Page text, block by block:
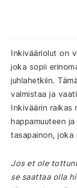
Inkivääriolut on
joka sopii
juhlahetkiin.
valmistaa ja
Inkiväärin raikas
happamuuteen
tasapainon, joka
Jos et ole
se saattaa olla